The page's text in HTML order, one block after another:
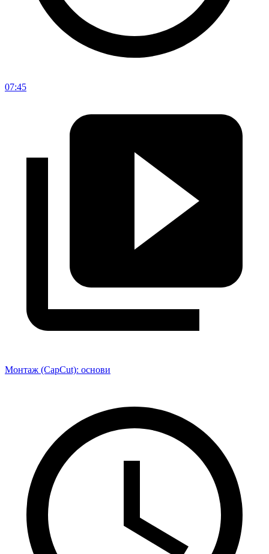
07:45
Монтаж (CapCut): основи